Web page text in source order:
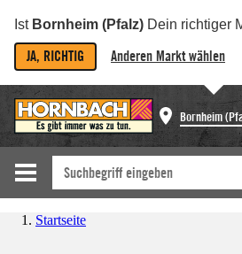
Ist Bornheim (Pfalz) Dein richtiger
JA, RICHTIG Anderen Markt wählen
Bornheim
Startseite